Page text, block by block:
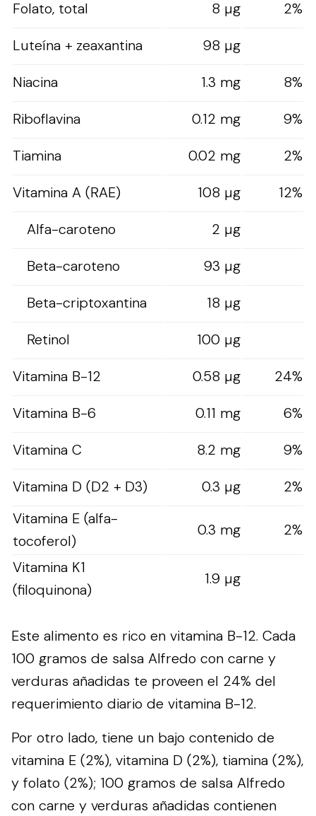
Folato, total 8 µg
2%
Luteína + zeaxantina
98 µg
Niacina
1.3 mg
8%
Riboflavina
0.12 mg
9%
Tiamina
0.02 mg
2%
Vitamina A (RAE)
108 µg
12%
Alfa-caroteno
2 µg
Beta-caroteno
93 µg
Beta-criptoxantina
18 µg
Retinol
100 µg
Vitamina B-12
0.58 µg
24%
Vitamina B-6
0.11 mg
6%
Vitamina C
8.2 mg
9%
Vitamina D (D2 + D3)
0.3 µg
2%
Vitamina E (alfa-
tocoferol)
0.3 mg 2%
Vitamina K1
(filoquinona)
1.9 µg
Este alimento es rico en vitamina B-12. Cada
100 gramos de salsa Alfredo con carne y
verduras añadidas te proveen el 24% del
requerimiento diario de vitamina B-12.
Por otro lado, tiene un bajo contenido de
vitamina E (2%), vitamina D (2%), tiamina (2%),
y folato (2%); 100 gramos de salsa Alfredo
con carne y verduras añadidas contienen